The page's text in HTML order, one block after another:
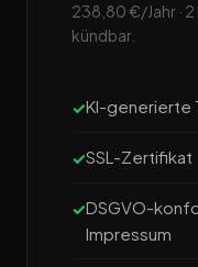
238,80 €/Jahr ·
kündbar.
KI-generierte
SSL-Zertifikat
DSGVO-
Impressum